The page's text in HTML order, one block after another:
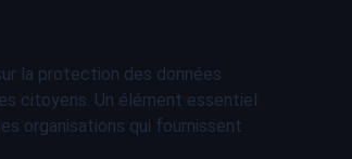
la protection des données
citoyens. Un élément essentiel
organisations qui fournissent